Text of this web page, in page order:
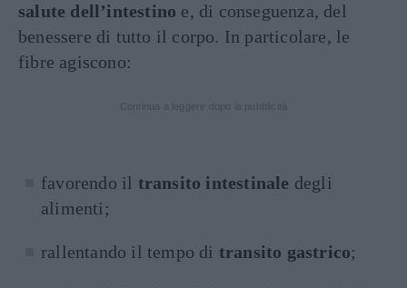
salute dell’intestino e, di conseguenza, del
benessere di tutto il corpo. In particolare, le
fibre agiscono:
favorendo il transito intestinale degli
alimenti;
rallentando il tempo di transito gastrico;